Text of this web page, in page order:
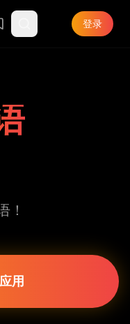
登录
！
用